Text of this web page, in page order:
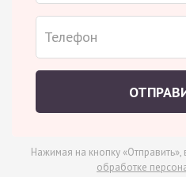
Нажимая на кнопку
обработке